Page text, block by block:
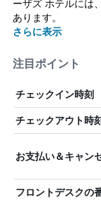
ーザズ ホテルには
あります。
さらに表示
注目ポイント
チェックイン時刻
チェックアウト時
お支払い＆キャン
フロントデスクの